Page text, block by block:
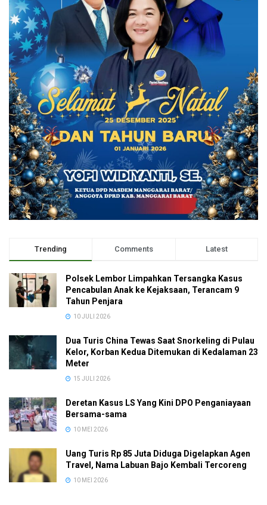
Trending Comments Latest
Polsek Lembor Limpahkan Tersangka Kasus
Pencabulan Anak ke Kejaksaan, Terancam 9
Tahun Penjara
10 JULI 2026
Dua Turis China Tewas Saat Snorkeling di Pulau
Kelor, Korban Kedua Ditemukan di Kedalaman 23
Meter
15 JULI 2026
Deretan Kasus LS Yang Kini DPO Penganiayaan
Bersama-sama
10 MEI 2026
Uang Turis Rp 85 Juta Diduga Digelapkan Agen
Travel, Nama Labuan Bajo Kembali Tercoreng
10 MEI 2026